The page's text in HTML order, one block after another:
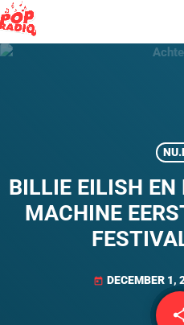
BILLIE EILISH EN
MACHINE
today DECEMBER 1,